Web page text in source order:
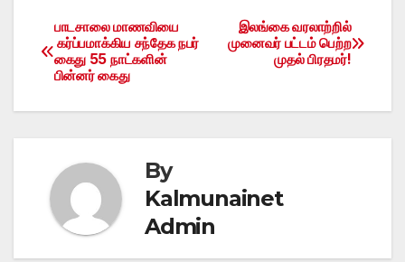
Post
navigation
இலங்கை வரலாற்றில்
முனைவர் பட்டம் பெற்ற
முதல் பிரதமர்!
பாடசாலை மாணவியை
கர்ப்பமாக்கிய சந்தேக நபர்
கைது 55 நாட்களின்
பின்னர் கைது
By
Kalmunainet
Admin